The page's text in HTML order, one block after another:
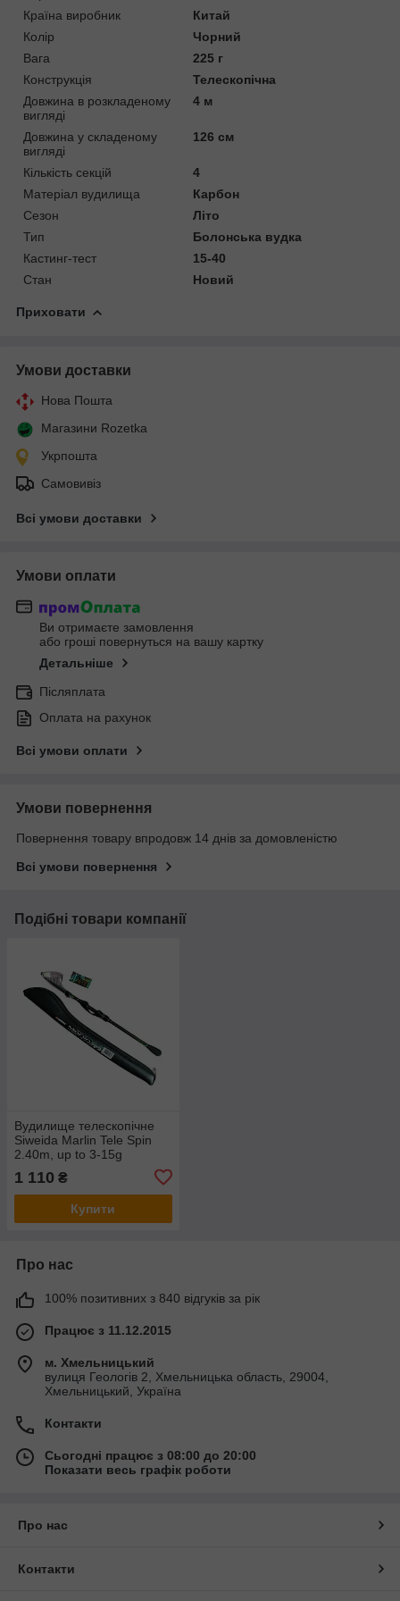
Країна виробник
Китай
Колір
Чорний
Вага
225 г
Конструкція
Телескопічна
Довжина в розкладеному
вигляді
4 м
Довжина у складеному
вигляді
126 см
Кількість секцій
4
Матеріал вудилища
Карбон
Сезон
Літо
Тип
Болонська вудка
Кастинг-тест
15-40
Стан
Новий
Приховати
Умови доставки
Нова Пошта
Магазини Rozetka
Укрпошта
Самовивіз
Всі умови доставки
Умови оплати
Ви отримаєте замовлення
або гроші повернуться на вашу картку
Детальніше
Післяплата
Оплата на рахунок
Всі умови оплати
Умови повернення
Повернення товару впродовж 14 днів за домовленістю
Всі умови повернення
Подібні товари компанії
Вудилище телескопічне
Siweida Marlin Tele Spin
2.40m, up to 3-15g
1 110 ₴
Купити
Про нас
100% позитивних з 840 відгуків за рік
Працює з 11.12.2015
м. Хмельницький
вулиця Геологів 2, Хмельницька область, 29004,
Хмельницький, Україна
Контакти
Сьогодні працює з 08:00 до 20:00
Показати весь графік роботи
Про нас
Контакти